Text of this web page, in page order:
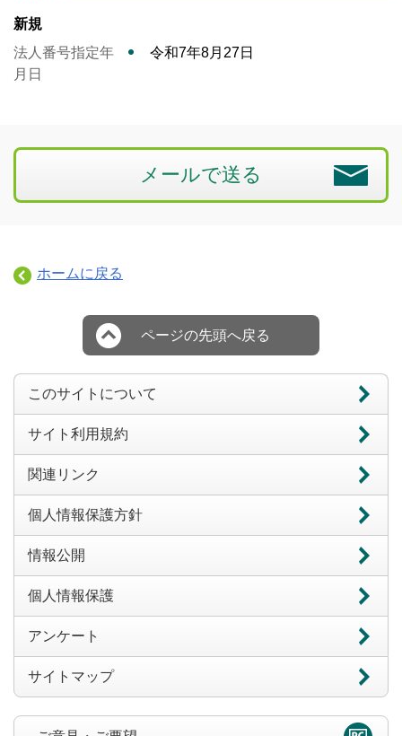
新規
法人番号指定年
月日
令和7年8月27日
メールで送る
ホームに戻る
ページの先頭へ戻る
このサイトについて
サイト利用規約
関連リンク
個人情報保護方針
情報公開
個人情報保護
アンケート
サイトマップ